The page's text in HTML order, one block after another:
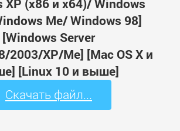
XP (x86 и x64)/ Windows
Me/ Windows 98]
[Windows Server
2003/XP/Me] [Mac OS X и
[Linux 10 и выше]
Скачать файл...